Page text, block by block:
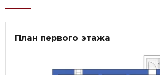
План первого этажа